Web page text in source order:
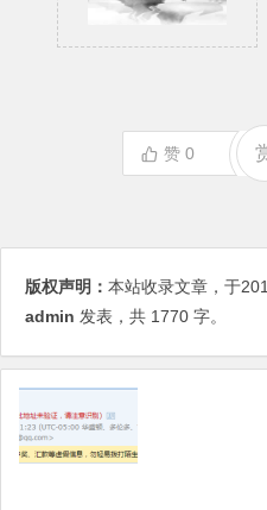
赞 0
版权声明： 本站收录文章，于
admin 发表，共 1770 字。